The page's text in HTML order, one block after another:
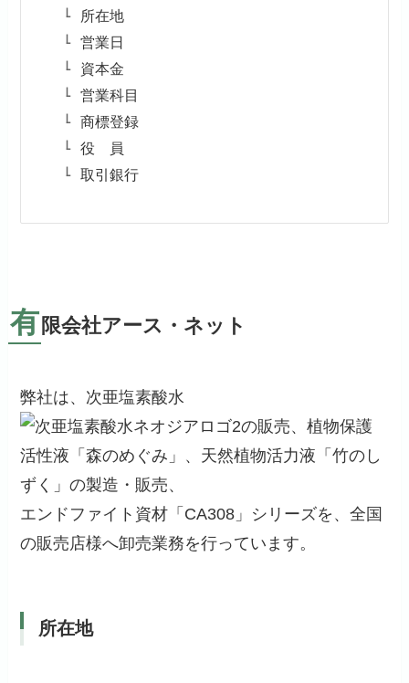
所在地
営業日
資本金
営業科目
商標登録
役 員
取引銀行
有 限会社アース・ネット
弊社は、次亜塩素酸水
の販売、植物保護
活性液「森のめぐみ」、天然植物活力液「竹のし
ずく」の製造・販売、
エンドファイト資材「CA308」シリーズを、全国
の販売店様へ卸売業務を行っています。
所在地